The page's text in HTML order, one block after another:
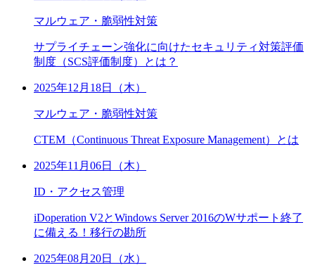
マルウェア・脆弱性対策
サプライチェーン強化に向けたセキュリティ対策評価
制度（SCS評価制度）とは？
2025年12月18日（木）
マルウェア・脆弱性対策
CTEM（Continuous Threat Exposure Management）とは
2025年11月06日（木）
ID・アクセス管理
iDoperation V2とWindows Server 2016のWサポート終了
に備える！移行の勘所
2025年08月20日（水）